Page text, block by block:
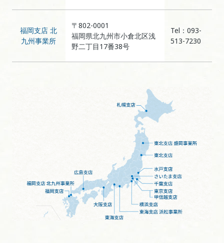
福岡支店 北
九州事業所
〒802-0001
福岡県北九州市小倉北区浅
野二丁目17番38号
Tel：093-
513-7230